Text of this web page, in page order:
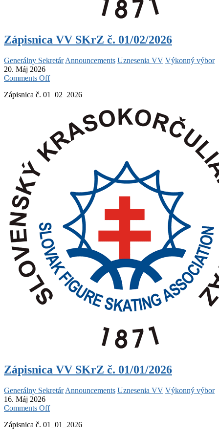
Zápisnica VV SKrZ č. 01/02/2026
Generálny Sekretár Announcements Uznesenia VV Výkonný výbor
20. Máj 2026
Comments Offon
VV
01/02/2026
Zápisnica č. 01_02_2026
Zápisnica VV SKrZ č. 01/01/2026
Generálny Sekretár Announcements Uznesenia VV Výkonný výbor
16. Máj 2026
Comments Offon
VV
Zápisnica č. 01_01_2026